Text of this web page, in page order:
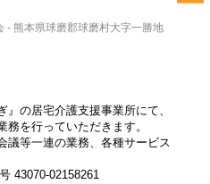
熊本県球磨郡球磨村大字一勝地
の居宅介護支援事業所にて、
を行っていただきます。
議等一連の業務、各種サービス
43070-02158261